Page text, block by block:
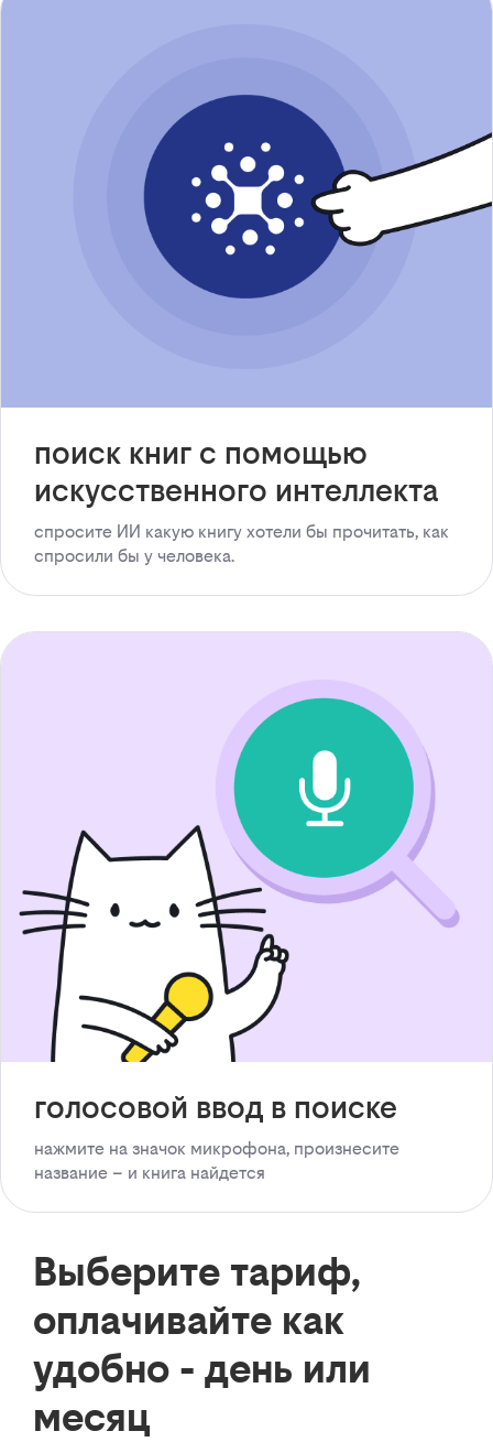
поиск книг с помощью
искусственного интеллекта
спросите ИИ какую книгу хотели бы прочитать, как
спросили бы у человека.
голосовой ввод в поиске
нажмите на значок микрофона, произнесите
название – и книга найдется
Выберите тариф,
оплачивайте как
удобно - день или
месяц